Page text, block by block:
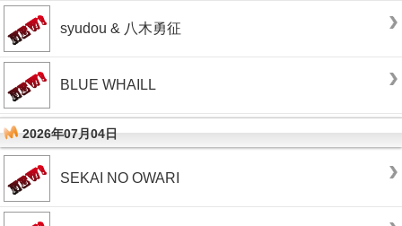
syudou & 八木勇征
BLUE WHAILL
2026年07月04日
SEKAI NO OWARI